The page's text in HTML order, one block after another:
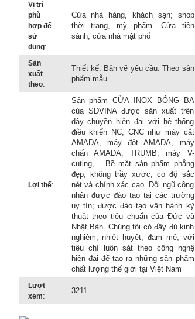
Vị trí
phù
hợp để
sử
dụng:
Cửa nhà hàng, khách sạn; shop
thời trang, mỹ phẩm. Cửa tiền
sảnh, cửa nhà mặt phố
Sản
xuất
theo:
Thiết kế. Bản vẽ yêu cầu. Theo sản
phẩm mẫu
Lợi thế:
Sản phẩm CỬA INOX BÓNG BA
của SDVINA được sản xuất trên
dây chuyền hiện đại với hệ thống
điều khiển NC, CNC như máy cắt
AMADA, máy đột AMADA, máy
chấn AMADA, TRUMB, máy V-
cuting,… Bề mặt sản phẩm phẳng
đẹp, không trầy xước, có độ sắc
nét và chính xác cao. Đội ngũ công
nhân được đào tạo tại các trường
uy tín; được đào tạo vận hành kỹ
thuật theo tiêu chuẩn của Đức và
Nhật Bản. Chúng tôi có đầy đủ kinh
nghiệm, nhiệt huyết, đam mê, với
tiêu chí luôn sát theo công nghệ
hiện đại để tạo ra những sản phẩm
chất lượng thế giới tại Việt Nam
Lượt
xem:
3211